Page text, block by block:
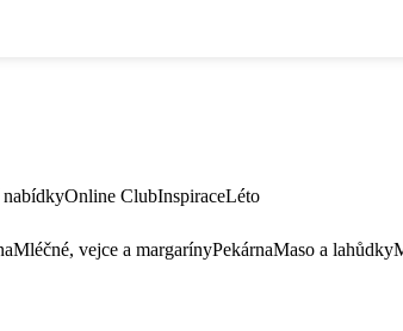
nabídkyOnline ClubInspiraceLéto
Mléčné, vejce a margarínyPekárnaMaso a lahůdky